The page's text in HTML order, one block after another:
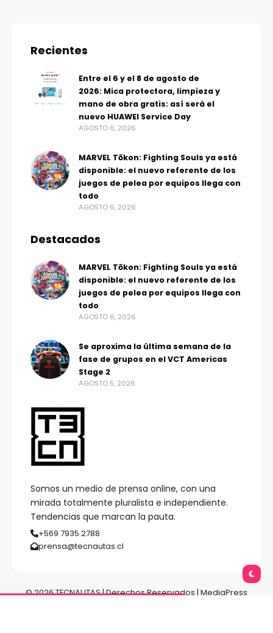
Somos un medio de prensa online, con una
mirada totalmente pluralista e independiente.
Tendencias que marcan la pauta.
+569 7935 2788
prensa@tecnautas.cl
Recientes
Entre el 6 y el 8 de agosto de
2026: Mica protectora, limpieza y
mano de obra gratis: así será el
nuevo HUAWEI Service Day
AGOSTO 6, 2026
MARVEL Tōkon: Fighting Souls ya está
disponible: el nuevo referente de los
juegos de pelea por equipos llega con
todo
AGOSTO 6, 2026
Destacados
MARVEL Tōkon: Fighting Souls ya está
disponible: el nuevo referente de los
juegos de pelea por equipos llega con
todo
AGOSTO 6, 2026
Se aproxima la última semana de la
fase de grupos en el VCT Americas
Stage 2
AGOSTO 5, 2026
© 2026 TECNAUTAS | Derechos Reservados | MediaPress